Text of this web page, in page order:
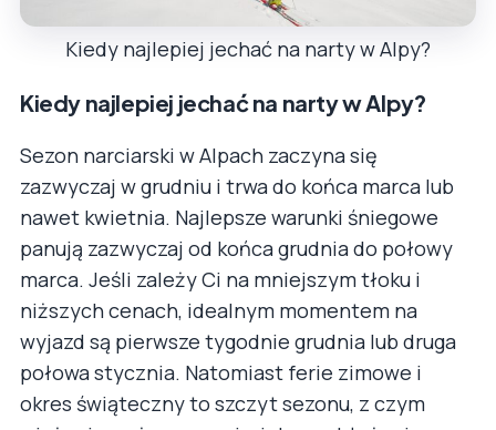
Kiedy najlepiej jechać na narty w Alpy?
Kiedy najlepiej jechać na narty w Alpy?
Sezon narciarski w Alpach zaczyna się
zazwyczaj w grudniu i trwa do końca marca lub
nawet kwietnia. Najlepsze warunki śniegowe
panują zazwyczaj od końca grudnia do połowy
marca. Jeśli zależy Ci na mniejszym tłoku i
niższych cenach, idealnym momentem na
wyjazd są pierwsze tygodnie grudnia lub druga
połowa stycznia. Natomiast ferie zimowe i
okres świąteczny to szczyt sezonu, z czym